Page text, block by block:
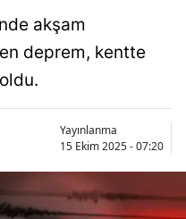
Aydın
Bingöl
Bitlis
akşam
deprem, kentte
Yayınlanma
15 Ekim 2025 - 07:20